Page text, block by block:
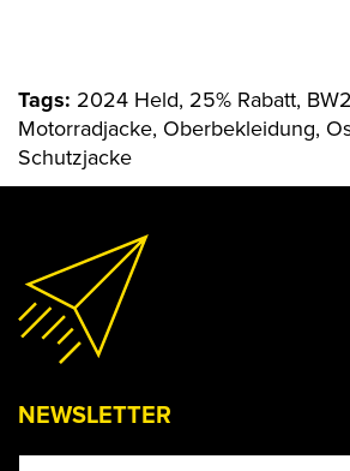
Tags: 2024 Held, 25% Rabatt,
Motorradjacke, Oberbekleidung,
Schutzjacke
NEWSLETTER